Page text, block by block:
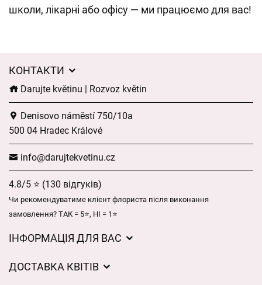
школи, лікарні або офісу — ми працюємо для вас!
КОНТАКТИ
Darujte květinu | Rozvoz květin
Denisovo náměstí 750/10a
500 04 Hradec Králové
info@darujtekvetinu.cz
4.8/5 ⭐ (130 відгуків)
Чи рекомендуватиме клієнт флориста після виконання
замовлення? ТАК = 5⭐, НІ = 1⭐
ІНФОРМАЦІЯ ДЛЯ ВАС
Захист персональних даних
ДОСТАВКА КВІТІВ